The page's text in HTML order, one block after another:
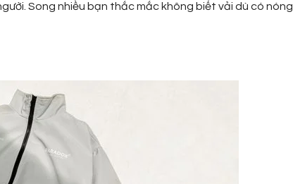
Song nhiều bạn thắc mắc không biết vải dù có nóng